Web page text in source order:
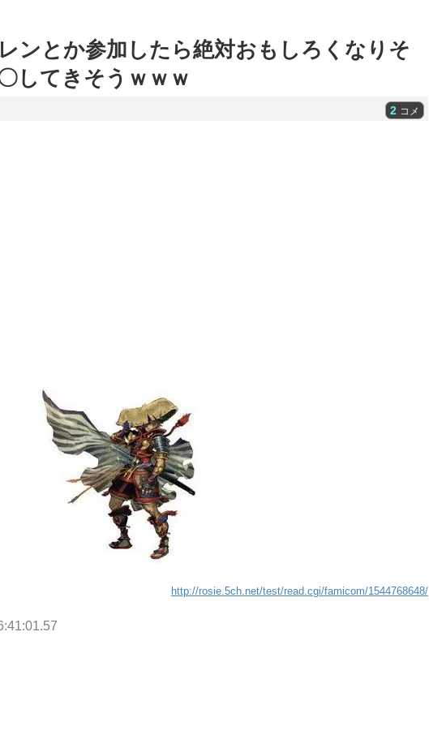
ンとか参加したら絶対おもしろくなりそ
してきそうｗｗｗ
2 コメ
http://rosie.5ch.net/test/read.cgi/famicom/1544768648/